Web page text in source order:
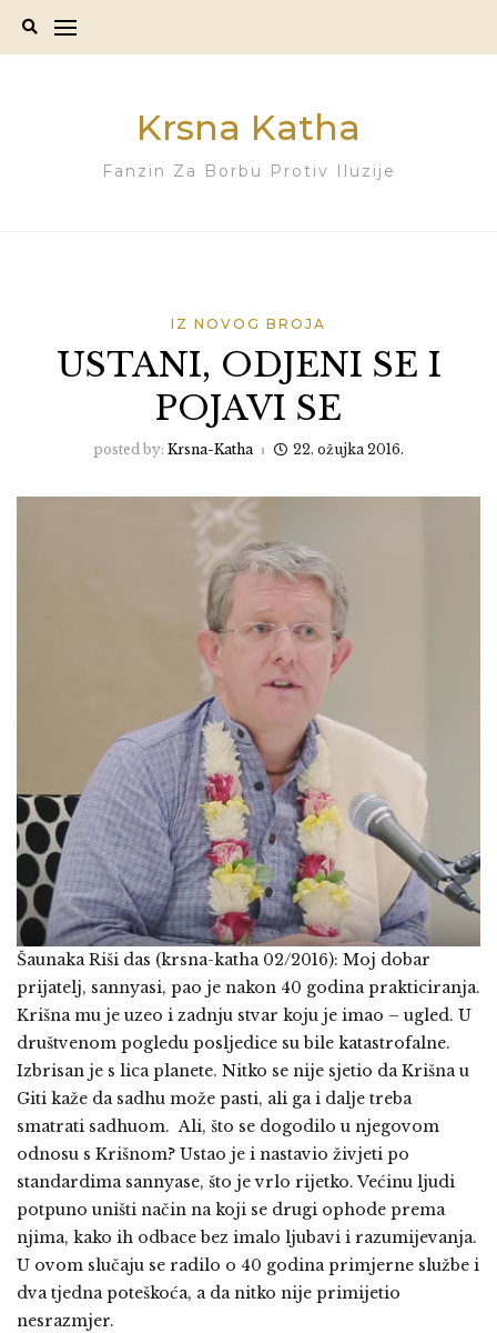
Krsna Katha
Fanzin Za Borbu Protiv Iluzije
IZ NOVOG BROJA
USTANI, ODJENI SE I
POJAVI SE
posted by: Krsna-Katha 22. ožujka 2016.
Šaunaka Riši das (krsna-katha 02/2016): Moj dobar
prijatelj, sannyasi, pao je nakon 40 godina prakticiranja.
Krišna mu je uzeo i zadnju stvar koju je imao – ugled. U
društvenom pogledu posljedice su bile katastrofalne.
Izbrisan je s lica planete. Nitko se nije sjetio da Krišna u
Giti kaže da sadhu može pasti, ali ga i dalje treba
smatrati sadhuom. Ali, što se dogodilo u njegovom
odnosu s Krišnom? Ustao je i nastavio živjeti po
standardima sannyase, što je vrlo rijetko. Većinu ljudi
potpuno uništi način na koji se drugi ophode prema
njima, kako ih odbace bez imalo ljubavi i razumijevanja.
U ovom slučaju se radilo o 40 godina primjerne službe i
dva tjedna poteškoća, a da nitko nije primijetio
nesrazmjer.